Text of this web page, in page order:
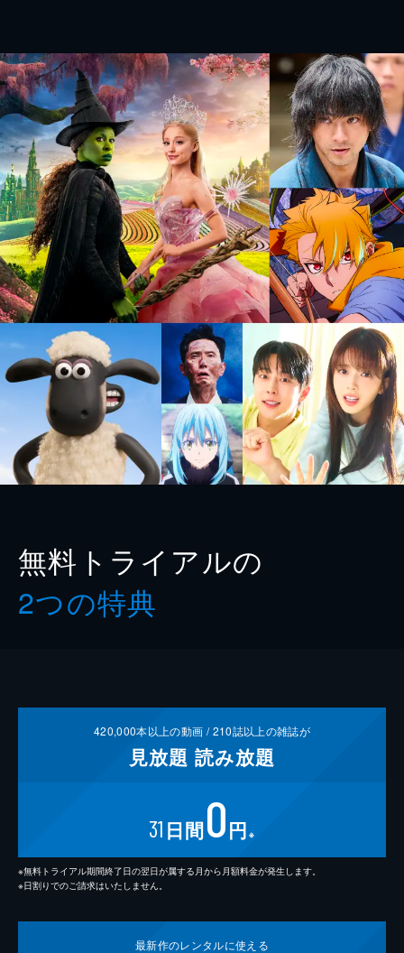
無料トライアルの
2つの特典
420,000本以上の動画 /210誌以上の雑誌が
見放題 読み放題
31 日間0円 ※
※無料トライアル期間終了日の翌日が属する月から月額料金が発生します。
※日割りでのご請求はいたしません。
最新作のレンタルに使える